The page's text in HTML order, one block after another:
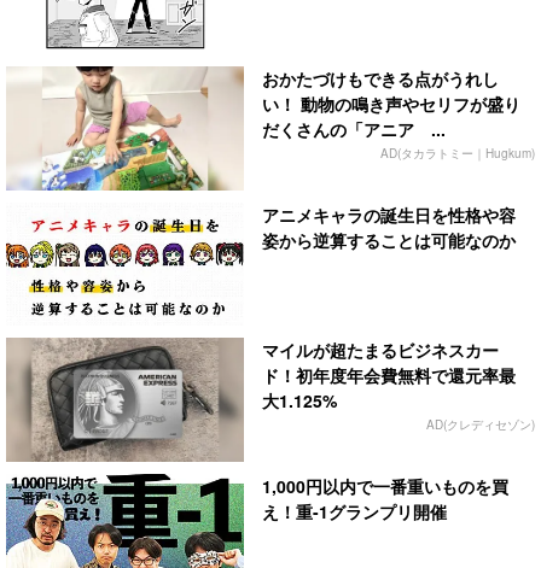
おかたづけもできる点がうれし
い！ 動物の鳴き声やセリフが盛り
だくさんの「アニア ...
AD(タカラトミー｜Hugkum)
アニメキャラの誕生日を性格や容
姿から逆算することは可能なのか
マイルが超たまるビジネスカー
ド！初年度年会費無料で還元率最
大1.125%
AD(クレディセゾン)
1,000円以内で一番重いものを買
え！重-1グランプリ開催